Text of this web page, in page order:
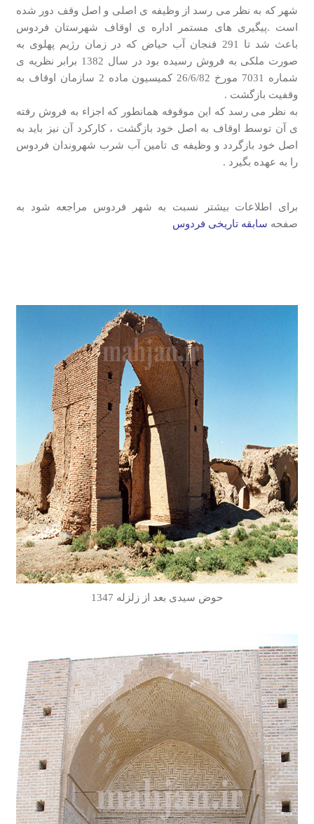
شهر که به نظر می رسد از وظیفه ی اصلی و اصل وقف دور شده
است .پیگیری های مستمر اداره ی اوقاف شهرستان فردوس
باعث شد تا 291 فنجان آب حیاض که در زمان رژیم پهلوی به
صورت ملکی به فروش رسیده بود در سال 1382 برابر نظریه ی
شماره 7031 مورخ 26/6/82 کمیسیون ماده 2 سازمان اوقاف به
وقفیت بازگشت .
به نظر می رسد که این موقوفه همانطور که اجزاء به فروش رفته
ی آن توسط اوقاف به اصل خود بازگشت ، کارکرد آن نیز باید به
اصل خود بازگردد و وظیفه ی تامین آب شرب شهروندان فردوس
را به عهده بگیرد .
برای اطلاعات بیشتر نسبت به شهر فردوس مراجعه شود به
صفحه سابقه تاریخی فردوس
حوض سیدی بعد از زلزله 1347